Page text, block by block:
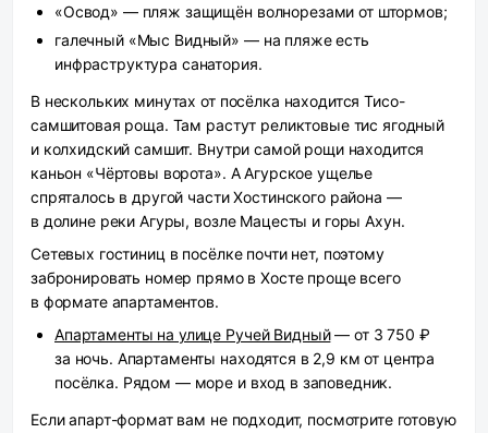
«Освод» — пляж защищён волнорезами от штормов;
галечный «Мыс Видный» — на пляже есть
инфраструктура санатория.
В нескольких минутах от посёлка находится Тисо-
самшитовая роща. Там растут реликтовые тис ягодный
и колхидский самшит. Внутри самой рощи находится
каньон «Чёртовы ворота». А Агурское ущелье
спряталось в другой части Хостинского района —
в долине реки Агуры, возле Мацесты и горы Ахун.
Сетевых гостиниц в посёлке почти нет, поэтому
забронировать номер прямо в Хосте проще всего
в формате апартаментов.
Апартаменты на улице Ручей Видный— от 3 750 ₽
за ночь. Апартаменты находятся в 2,9 км от центра
посёлка. Рядом — море и вход в заповедник.
Если апарт-формат вам не подходит, посмотрите готовую